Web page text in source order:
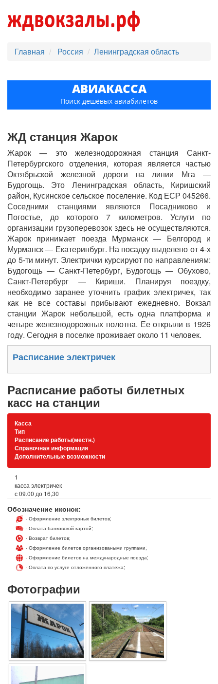
Главная Россия Ленинградская область
АВИАКАССА
Поиск дешёвых авиабилетов
ЖД станция Жарок
Жарок — это железнодорожная станция Санкт-
Петербургского отделения, которая является частью
Октябрьской железной дороги на линии Мга —
Будогощь. Это Ленинградская область, Киришский
район, Кусинское сельское поселение. Код ЕСР 045266.
Соседними станциями являются Посадниково и
Погостье, до которого 7 километров. Услуги по
организации грузоперевозок здесь не осуществляются.
Жарок принимает поезда Мурманск — Белгород и
Мурманск — Екатеринбург. На посадку выделено от 4-х
до 5-ти минут. Электрички курсируют по направлениям:
Будогощь — Санкт-Петербург, Будогощь — Обухово,
Санкт-Петербург — Кириши. Планируя поездку,
необходимо заранее уточнить график электричек, так
как не все составы прибывают ежедневно. Вокзал
станции Жарок небольшой, есть одна платформа и
четыре железнодорожных полотна. Ее открыли в 1926
году. Сегодня в поселке проживает около 11 человек.
Расписание электричек
Расписание работы билетных
касс на станции
Касса
Тип
Расписание работы(местн.)
Справочная информация
Дополнительные возможности
1
касса электричек
с 09.00 до 16,30
Обозначение иконок:
- Оформление электроных билетов;
- Оплата банковской картой;
- Возврат билетов;
- Оформление билетов организоваными группами;
- Оформление билетов на международные поезда;
- Оплата по услуге отложенного платежа;
Фотографии